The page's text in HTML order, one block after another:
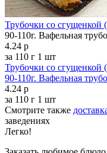
Трубочки со сгущенкой
90-110г. Вафельная
4.24 р
за 110 г 1 шт
Трубочки со сгущенкой
90-110г. Вафельная
4.24 р
за 110 г 1 шт
Смотрите также
заведениях
Легко!